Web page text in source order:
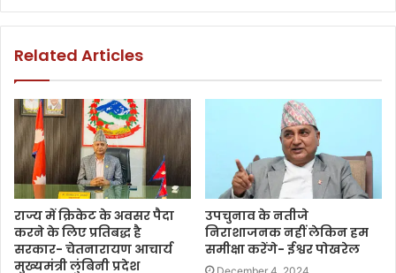
Related Articles
राज्य में क्रिकेट के अवसर पैदा
करने के लिए प्रतिबद्ध है
सरकार- चेतनारायण आचार्य
मुख्यमंत्री लुंबिनी प्रदेश
उपचुनाव के नतीजे
निराशाजनक नहीं लेकिन हम
समीक्षा करेंगे- ईश्वर पोखरेल